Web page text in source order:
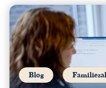
Blog